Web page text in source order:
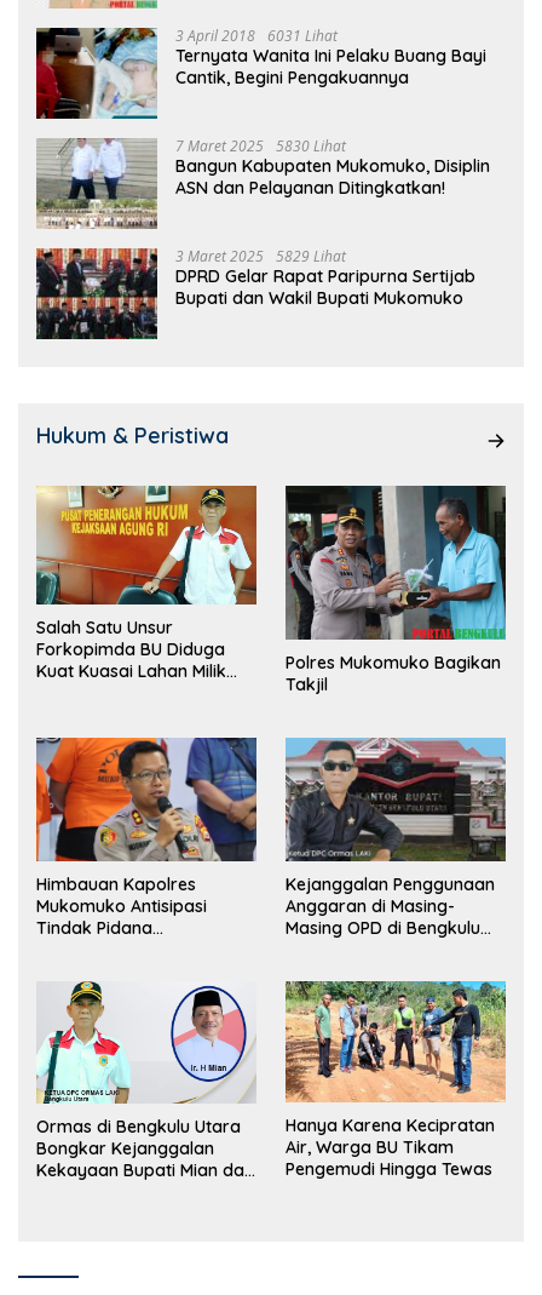
3 April 2018 6031 Lihat
Ternyata Wanita Ini Pelaku Buang Bayi
Cantik, Begini Pengakuannya
7 Maret 2025 5830 Lihat
Bangun Kabupaten Mukomuko, Disiplin
ASN dan Pelayanan Ditingkatkan!
3 Maret 2025 5829 Lihat
DPRD Gelar Rapat Paripurna Sertijab
Bupati dan Wakil Bupati Mukomuko
Hukum & Peristiwa
Salah Satu Unsur
Forkopimda BU Diduga
Kuat Kuasai Lahan Milik
Polres Mukomuko Bagikan
Takjil
Himbauan Kapolres
Mukomuko Antisipasi
Tindak Pidana
Kejanggalan Penggunaan
Anggaran di Masing-
Masing OPD di Bengkulu
Ormas di Bengkulu Utara
Bongkar Kejanggalan
Kekayaan Bupati Mian dan
Hanya Karena Kecipratan
Air, Warga BU Tikam
Pengemudi Hingga Tewas